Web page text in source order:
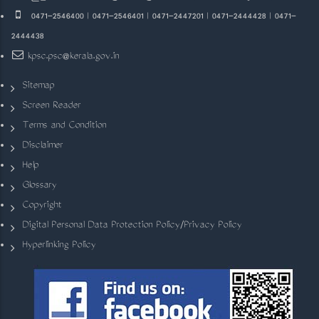
0471-2546400 | 0471-2546401 | 0471-2447201 | 0471-2444428 | 0471-
2444438
kpsc.psc@kerala.gov.in
Sitemap
Screen Reader
Terms and Condition
Disclaimer
Help
Glossary
Copyright
Digital Personal Data Protection Policy/Privacy Policy
Hyperlinking Policy